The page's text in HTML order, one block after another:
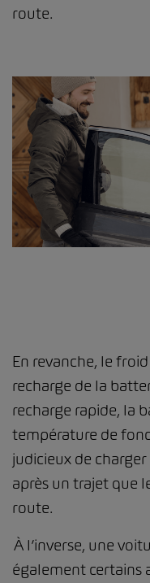
route.
En revanche, le
recharge de la
recharge rapide, la
température de
judicieux de
après un trajet que
route.
À l’inverse, une
également certains